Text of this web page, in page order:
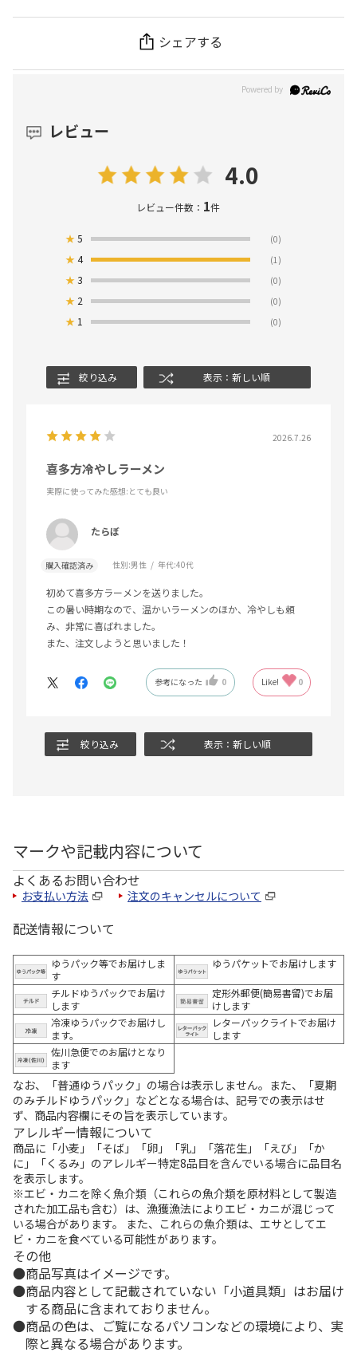
シェアする
レビュー
4.0
レビュー件数： 1件
★5 (0)
★4 (1)
★3 (0)
★ 2 (0)
★ 1 (0)
絞り込み 表示：新しい順
2026.7.26
喜多方冷やしラーメン
実際に使ってみた感想:とても良い
たらぼ
購入確認済み 性別:男性 年代:40代
初めて喜多方ラーメンを送りました。
この暑い時期なので、温かいラーメンのほか、冷やしも頼
み、非常に喜ばれました。
また、注文しようと思いました！
参考になった 0 Like! 0
絞り込み 表示：新しい順
マークや記載内容について
よくあるお問い合わせ
お支払い方法 注文のキャンセルについて
配送情報について
ゆうパック等でお届けしま
す
ゆうパケットでお届けします
チルドゆうパックでお届け
します
定形外郵便(簡易書留)でお届
けします
冷凍ゆうパックでお届けし
ます。
レターパックライトでお届け
します
佐川急便でのお届けとなり
ます
なお、「普通ゆうパック」の場合は表示しません。また、「夏期
のみチルドゆうパック」などとなる場合は、記号での表示はせ
ず、商品内容欄にその旨を表示しています。
アレルギー情報について
商品に「小麦」「そば」「卵」「乳」「落花生」「えび」「か
に」「くるみ」のアレルギー特定8品目を含んでいる場合に品目名
を表示します。
※エビ・カニを除く魚介類（これらの魚介類を原材料として製造
された加工品も含む）は、漁獲漁法によりエビ・カニが混じって
いる場合があります。 また、これらの魚介類は、エサとしてエ
ビ・カニを食べている可能性があります。
その他
商品写真はイメージです。
商品内容として記載されていない「小道具類」はお届け
する商品に含まれておりません。
商品の色は、ご覧になるパソコンなどの環境により、実
際と異なる場合があります。